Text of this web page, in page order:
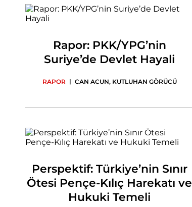
Rapor: PKK/YPG’nin
Suriye’de Devlet Hayali
RAPOR | CAN ACUN, KUTLUHAN GÖRÜCÜ
Perspektif: Türkiye’nin Sınır
Ötesi Pençe-Kılıç Harekatı ve
Hukuki Temeli